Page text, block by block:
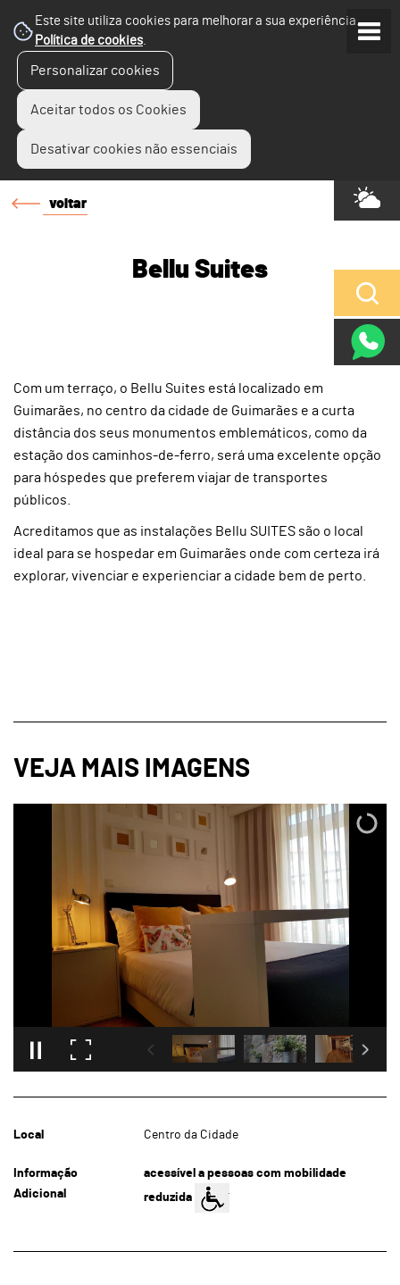
Este site utiliza cookies para melhorar a sua experiência.
Política de cookies.
Personalizar cookies
Aceitar todos os Cookies
Desativar cookies não essenciais
voltar
Bellu Suites
Com um terraço, o Bellu Suites está localizado em
Guimarães, no centro da cidade de Guimarães e a curta
distância dos seus monumentos emblemáticos, como da
estação dos caminhos-de-ferro, será uma excelente opção
para hóspedes que preferem viajar de transportes
públicos.
Acreditamos que as instalações Bellu SUITES são o local
ideal para se hospedar em Guimarães onde com certeza irá
explorar, vivenciar e experienciar a cidade bem de perto.
Local Centro da Cidade
Informação
Adicional
acessível a pessoas com mobilidade
reduzida